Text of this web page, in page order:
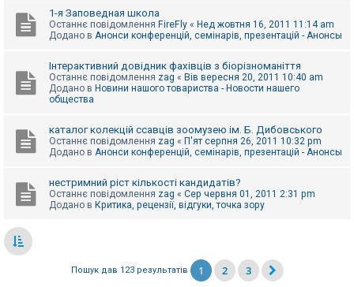
1-я Заповедная школа
Останнє повідомлення FireFly « Нед жовтня 16, 2011 11:14 am
Додано в Анонси конференцій, семінарів, презентацій - Анонсы
Інтерактивний довідник фахівців з біорізноманіття
Останнє повідомлення zag « Вів вересня 20, 2011 10:40 am
Додано в Новини нашого товариства - Новости нашего
общества
каталог колекцій ссавців зоомузею ім. Б. Дибовського
Останнє повідомлення zag « П'ят серпня 26, 2011 10:32 pm
Додано в Анонси конференцій, семінарів, презентацій - Анонсы
нестримний ріст кількості кандидатів?
Останнє повідомлення zag « Сер червня 01, 2011 2:31 pm
Додано в Критика, рецензії, відгуки, точка зору
Пошук дав 123 результатів 1 2 3